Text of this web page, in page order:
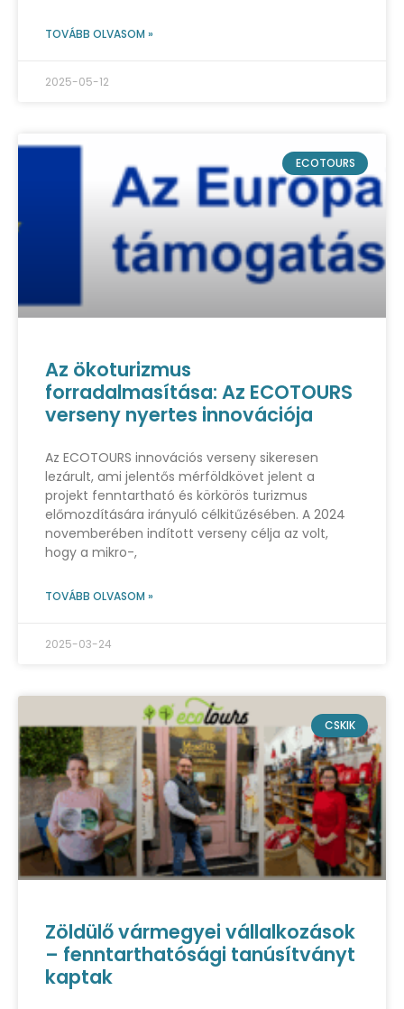
TOVÁBB OLVASOM »
2025-05-12
ECOTOURS
Az ökoturizmus
forradalmasítása: Az ECOTOURS
verseny nyertes innovációja
Az ECOTOURS innovációs verseny sikeresen
lezárult, ami jelentős mérföldkövet jelent a
projekt fenntartható és körkörös turizmus
előmozdítására irányuló célkitűzésében. A 2024
novemberében indított verseny célja az volt,
hogy a mikro-,
TOVÁBB OLVASOM »
2025-03-24
CSKIK
Zöldülő vármegyei vállalkozások
– fenntarthatósági tanúsítványt
kaptak